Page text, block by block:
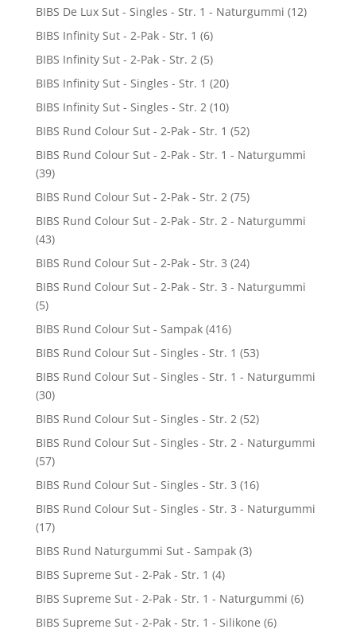
BIBS De Lux Sut - Singles - Str. 1 - Naturgummi (12)
BIBS Infinity Sut - 2-Pak - Str. 1 (6)
BIBS Infinity Sut - 2-Pak - Str. 2 (5)
BIBS Infinity Sut - Singles - Str. 1 (20)
BIBS Infinity Sut - Singles - Str. 2 (10)
BIBS Rund Colour Sut - 2-Pak - Str. 1 (52)
BIBS Rund Colour Sut - 2-Pak - Str. 1 - Naturgummi
(39)
BIBS Rund Colour Sut - 2-Pak - Str. 2 (75)
BIBS Rund Colour Sut - 2-Pak - Str. 2 - Naturgummi
(43)
BIBS Rund Colour Sut - 2-Pak - Str. 3 (24)
BIBS Rund Colour Sut - 2-Pak - Str. 3 - Naturgummi
(5)
BIBS Rund Colour Sut - Sampak (416)
BIBS Rund Colour Sut - Singles - Str. 1 (53)
BIBS Rund Colour Sut - Singles - Str. 1 - Naturgummi
(30)
BIBS Rund Colour Sut - Singles - Str. 2 (52)
BIBS Rund Colour Sut - Singles - Str. 2 - Naturgummi
(57)
BIBS Rund Colour Sut - Singles - Str. 3 (16)
BIBS Rund Colour Sut - Singles - Str. 3 - Naturgummi
(17)
BIBS Rund Naturgummi Sut - Sampak (3)
BIBS Supreme Sut - 2-Pak - Str. 1 (4)
BIBS Supreme Sut - 2-Pak - Str. 1 - Naturgummi (6)
BIBS Supreme Sut - 2-Pak - Str. 1 - Silikone (6)